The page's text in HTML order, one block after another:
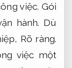
việc. Gói
hành. Dù
Rõ ràng.
việc một